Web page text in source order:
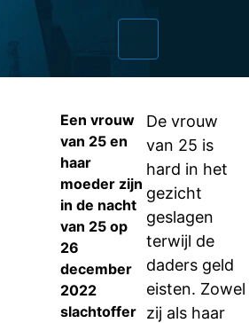
Een vrouw
van 25 en
haar
moeder zijn
in de nacht
van 25 op
26
december
2022
slachtoffer
De vrouw
van 25 is
hard in het
gezicht
geslagen
terwijl de
daders geld
eisten. Zowel
zij als haar